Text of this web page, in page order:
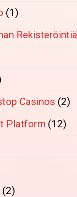
(1)
Rekisteröintiä
Casinos (2)
Platform (12)
(2)